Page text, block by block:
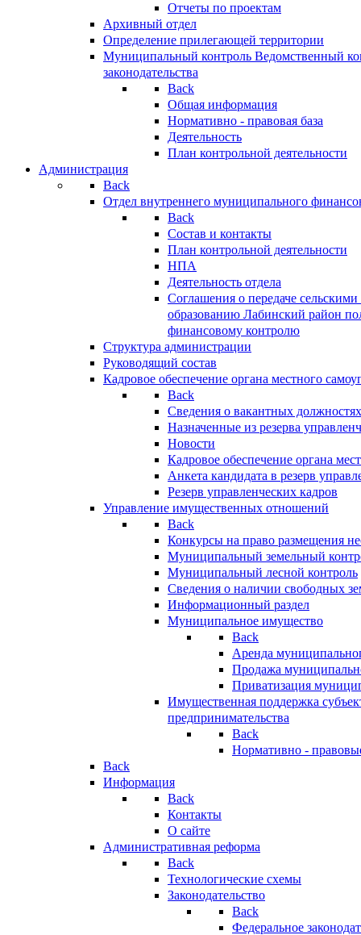
Отчеты по проектам
Архивный отдел
Определение прилегающей территории
Муниципальный контроль Ведомственный
законодательства
Back
Общая информация
Нормативно - правовая база
Деятельность
План контрольной деятельности
Администрация
Back
Отдел внутреннего муниципального
Back
Состав и контакты
План контрольной деятельности
НПА
Деятельность отдела
Соглашения о передаче
образованию Лабинский район
финансовому контролю
Структура администрации
Руководящий состав
Кадровое обеспечение органа местного
Back
Сведения о вакантных
Назначенные из резерва
Новости
Кадровое обеспечение органа
Анкета кандидата в резерв
Резерв управленческих кадров
Управление имущественных отношений
Back
Конкурсы на право размещения
Муниципальный земельный
Муниципальный лесной контроль
Сведения о наличии свободных
Информационный раздел
Муниципальное имущество
Back
Аренда
Продажа
Приватизация
Имущественная поддержка
предпринимательства
Back
Нормативно -
Back
Информация
Back
Контакты
О сайте
Административная реформа
Back
Технологические схемы
Законодательство
Back
Федеральное